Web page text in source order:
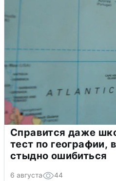
Справится даже
тест по географии,
стыдно ошибиться
6 августа 44